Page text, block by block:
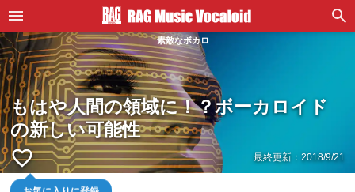
素敵なボカロ
もはや人間の領域に！？ボーカロイド
の新しい可能性
favorite_border 最終更新： 2018/9/21